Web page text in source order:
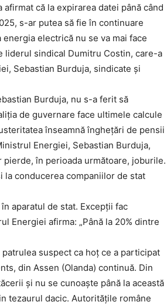
afirmat că la expirarea datei până când
s-ar putea să fie în continuare
electrică nu se va mai face
liderul sindical Dumitru Costin, care-a
Sebastian Burduja, sindicate și
Burduja, nu s-a ferit să
de guvernare face ultimele calcule
înseamnă înghețări de pensii
Energiei, Sebastian Burduja,
în perioada următoare, joburile.
la conducerea companiilor de stat
aparatul de stat. Excepții fac
Energiei afirma: „Până la 20% dintre
suspect ca hoț ce a participat
din Assen (Olanda) continuă. Din
și nu se cunoaște până la această
tezaurul dacic. Autoritățile române